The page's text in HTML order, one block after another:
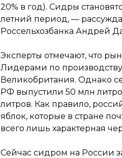
20% в год). Сидры
летний период, —
Россельхозбанка Андрей
Эксперты отмечают, что
Лидерами по
Великобритания. Однако
РФ выпустили 50 млн
литров. Как правило,
яблок, которые в стране
всего лишь характерная
Сейчас сидром на России